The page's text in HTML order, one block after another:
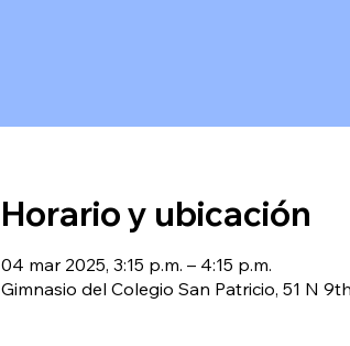
Horario y ubicación
04 mar 2025, 3:15 p.m. – 4:15 p.m.
Gimnasio del Colegio San Patricio, 51 N